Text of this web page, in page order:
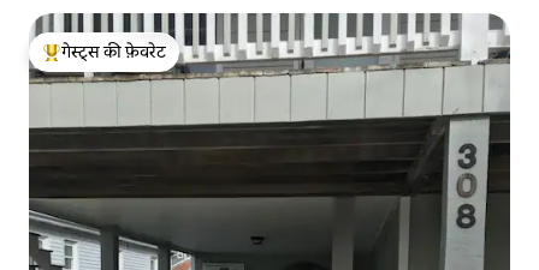
गेस्ट्स का टॉप फ़ेवरेट
गेस्ट्स की फ़ेवरेट